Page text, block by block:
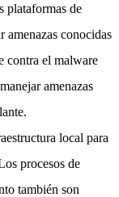
plataformas de
amenazas conocidas
contra el malware
amenazas
local para
procesos de
también son